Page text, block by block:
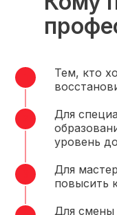
Тем, кто
Для
уровень
Для
повысить
Для смены